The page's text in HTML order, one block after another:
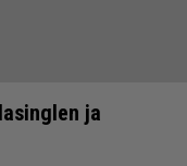
ja